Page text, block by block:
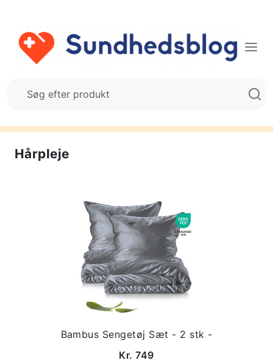
Hårpleje
Bambus Sengetøj Sæt - 2 stk -
Kr. 749